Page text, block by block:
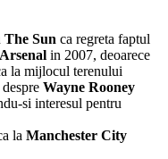
The Sun ca regreta faptul
Arsenal in 2007, deoarece
la mijlocul terenului
Wayne Rooney
si interesul pentru
la Manchester City